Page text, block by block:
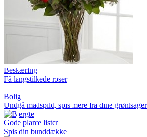
Beskæring
Få langstilkede roser
Bolig
Undgå madspild, spis mere fra dine grøntsager
Gode plante lister
Spis din bunddække